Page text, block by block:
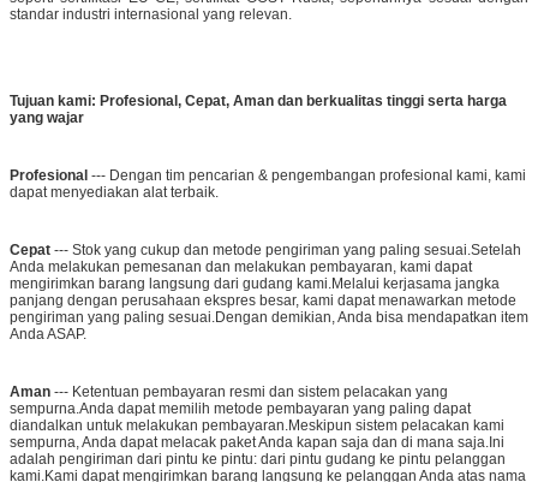
standar industri internasional yang relevan.
Tujuan kami: Profesional, Cepat, Aman dan berkualitas tinggi serta harga
yang wajar
Profesional --- Dengan tim pencarian & pengembangan profesional kami, kami
dapat menyediakan alat terbaik.
Cepat --- Stok yang cukup dan metode pengiriman yang paling sesuai.Setelah
Anda melakukan pemesanan dan melakukan pembayaran, kami dapat
mengirimkan barang langsung dari gudang kami.Melalui kerjasama jangka
panjang dengan perusahaan ekspres besar, kami dapat menawarkan metode
pengiriman yang paling sesuai.Dengan demikian, Anda bisa mendapatkan item
Anda ASAP.
Aman --- Ketentuan pembayaran resmi dan sistem pelacakan yang
sempurna.Anda dapat memilih metode pembayaran yang paling dapat
diandalkan untuk melakukan pembayaran.Meskipun sistem pelacakan kami
sempurna, Anda dapat melacak paket Anda kapan saja dan di mana saja.Ini
adalah pengiriman dari pintu ke pintu: dari pintu gudang ke pintu pelanggan
kami.Kami dapat mengirimkan barang langsung ke pelanggan Anda atas nama